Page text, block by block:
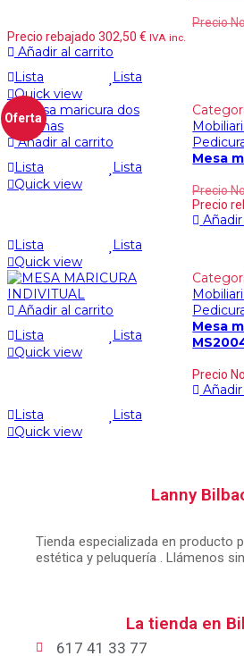
Precio
Precio rebajado 302,50 € IVA inc.
Añadir al carrito
Lista
Lista
Quick view
Oferta
Añadir al carrito
Lista
Lista
Quick view
Mesa
Precio
Precio
Lista
Lista
Quick view
Añadir al carrito
Lista
Lista
Quick view
Mesa
Precio
Lista
Lista
Quick view
Lanny
Tienda especializada en producto
estética y peluquería . Llámenos
La tienda en
617 41 33 77